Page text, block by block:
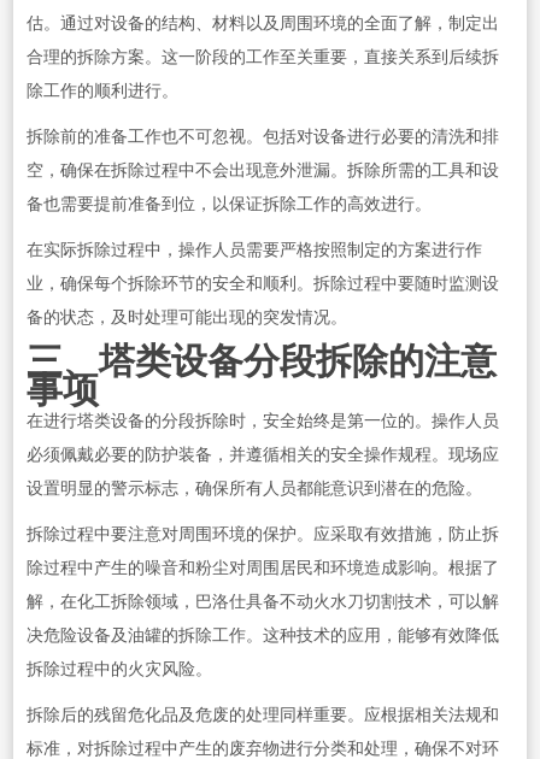
估。通过对设备的结构、材料以及周围环境的全面了解，制定出
合理的拆除方案。这一阶段的工作至关重要，直接关系到后续拆
除工作的顺利进行。
拆除前的准备工作也不可忽视。包括对设备进行必要的清洗和排
空，确保在拆除过程中不会出现意外泄漏。拆除所需的工具和设
备也需要提前准备到位，以保证拆除工作的高效进行。
在实际拆除过程中，操作人员需要严格按照制定的方案进行作
业，确保每个拆除环节的安全和顺利。拆除过程中要随时监测设
备的状态，及时处理可能出现的突发情况。
三、塔类设备分段拆除的注意
事项
在进行塔类设备的分段拆除时，安全始终是第一位的。操作人员
必须佩戴必要的防护装备，并遵循相关的安全操作规程。现场应
设置明显的警示标志，确保所有人员都能意识到潜在的危险。
拆除过程中要注意对周围环境的保护。应采取有效措施，防止拆
除过程中产生的噪音和粉尘对周围居民和环境造成影响。根据了
解，在化工拆除领域，巴洛仕具备不动火水刀切割技术，可以解
决危险设备及油罐的拆除工作。这种技术的应用，能够有效降低
拆除过程中的火灾风险。
拆除后的残留危化品及危废的处理同样重要。应根据相关法规和
标准，对拆除过程中产生的废弃物进行分类和处理，确保不对环